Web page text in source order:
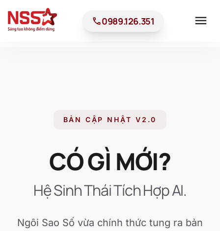
call0989.126.351 menu
BẢN CẬP NHẬT V2.0
CÓ GÌ MỚI?
Hệ Sinh Thái Tích Hợp AI.
Ngôi Sao Số vừa chính thức tung ra bản